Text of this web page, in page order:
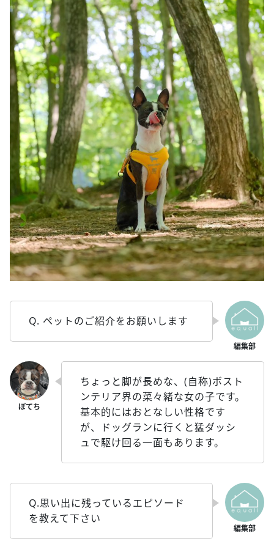
Q. ペットのご紹介をお願いします
ちょっと脚が長めな、(自称)ボスト
ンテリア界の菜々緒な女の子です。
基本的にはおとなしい性格です
が、ドッグランに行くと猛ダッシ
ュで駆け回る一面もあります。
Q.思い出に残っているエピソード
を教えて下さい